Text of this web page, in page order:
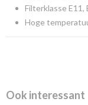
Filterklasse E11,
Hoge
Ook interessant